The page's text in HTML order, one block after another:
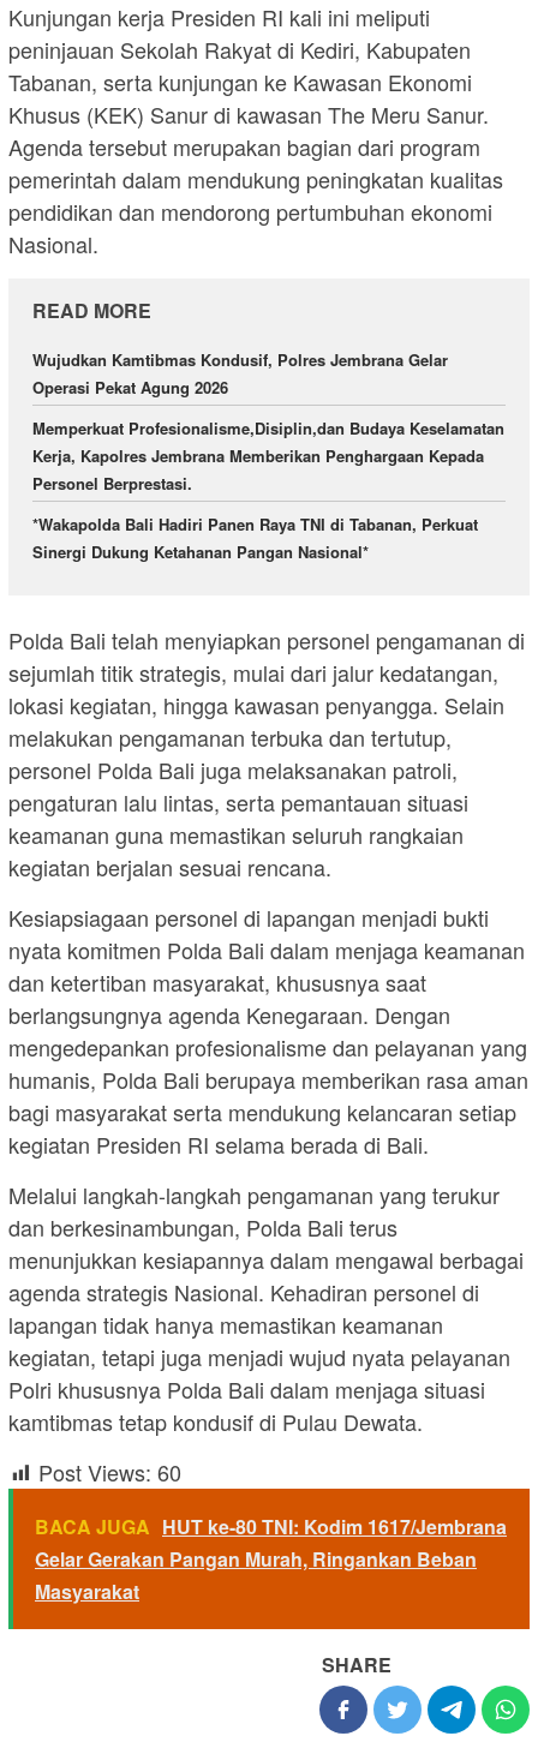
Kunjungan kerja Presiden RI kali ini meliputi
peninjauan Sekolah Rakyat di Kediri, Kabupaten
Tabanan, serta kunjungan ke Kawasan Ekonomi
Khusus (KEK) Sanur di kawasan The Meru Sanur.
Agenda tersebut merupakan bagian dari program
pemerintah dalam mendukung peningkatan kualitas
pendidikan dan mendorong pertumbuhan ekonomi
Nasional.
READ MORE
Wujudkan Kamtibmas Kondusif, Polres Jembrana Gelar
Operasi Pekat Agung 2026
Memperkuat Profesionalisme,Disiplin,dan Budaya Keselamatan
Kerja, Kapolres Jembrana Memberikan Penghargaan Kepada
Personel Berprestasi.
*Wakapolda Bali Hadiri Panen Raya TNI di Tabanan, Perkuat
Sinergi Dukung Ketahanan Pangan Nasional*
Polda Bali telah menyiapkan personel pengamanan di
sejumlah titik strategis, mulai dari jalur kedatangan,
lokasi kegiatan, hingga kawasan penyangga. Selain
melakukan pengamanan terbuka dan tertutup,
personel Polda Bali juga melaksanakan patroli,
pengaturan lalu lintas, serta pemantauan situasi
keamanan guna memastikan seluruh rangkaian
kegiatan berjalan sesuai rencana.
Kesiapsiagaan personel di lapangan menjadi bukti
nyata komitmen Polda Bali dalam menjaga keamanan
dan ketertiban masyarakat, khususnya saat
berlangsungnya agenda Kenegaraan. Dengan
mengedepankan profesionalisme dan pelayanan yang
humanis, Polda Bali berupaya memberikan rasa aman
bagi masyarakat serta mendukung kelancaran setiap
kegiatan Presiden RI selama berada di Bali.
Melalui langkah-langkah pengamanan yang terukur
dan berkesinambungan, Polda Bali terus
menunjukkan kesiapannya dalam mengawal berbagai
agenda strategis Nasional. Kehadiran personel di
lapangan tidak hanya memastikan keamanan
kegiatan, tetapi juga menjadi wujud nyata pelayanan
Polri khususnya Polda Bali dalam menjaga situasi
kamtibmas tetap kondusif di Pulau Dewata.
Post Views: 60
BACA JUGA HUT ke-80 TNI: Kodim 1617/Jembrana
Gelar Gerakan Pangan Murah, Ringankan Beban
Masyarakat
SHARE